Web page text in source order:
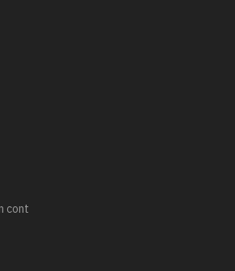
cont